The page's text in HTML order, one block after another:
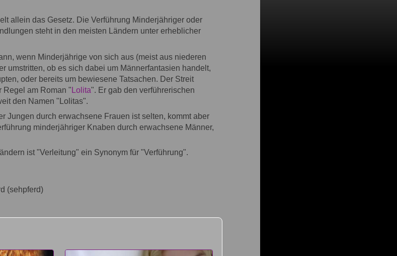
allein das Gesetz. Die Verführung Minderjähriger oder
steht in den meisten Ländern unter erheblicher
wenn Minderjährige von sich aus (meist aus niederen
umstritten, ob es sich dabei um Männerfantasien handelt,
oder bereits um bewiesene Tatsachen. Der Streit
Regel am Roman " Lolita". Er gab den verführerischen
den Namen "Lolitas".
Jungen durch erwachsene Frauen ist selten, kommt aber
minderjähriger Knaben durch erwachsene Männer,
ist "Verleitung" ein Synonym für "Verführung".
(sehpferd)